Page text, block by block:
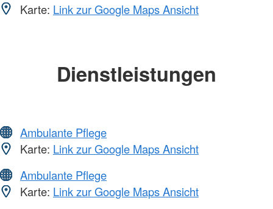
Karte: Link zur Google Maps Ansicht
Dienstleistungen
Ambulante Pflege
Karte: Link zur Google Maps Ansicht
Ambulante Pflege
Karte: Link zur Google Maps Ansicht